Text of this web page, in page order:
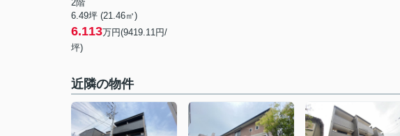
2階
6.49坪 (21.46㎡)
6.113万円(9419.11円/
坪)
近隣の物件